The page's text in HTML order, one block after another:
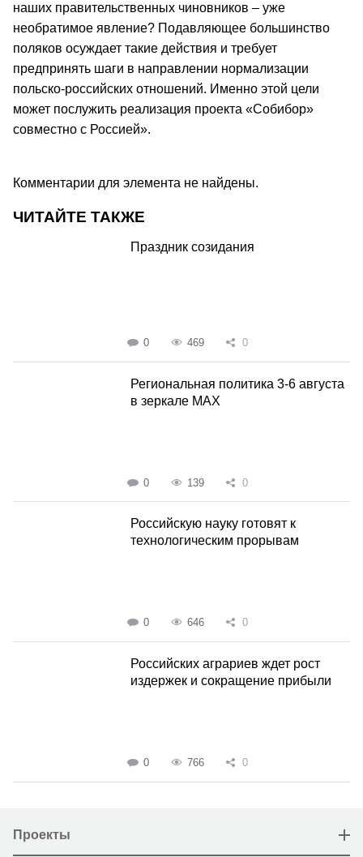
наших правительственных чиновников – уже
необратимое явление? Подавляющее большинство
поляков осуждает такие действия и требует
предпринять шаги в направлении нормализации
польско-российских отношений. Именно этой цели
может послужить реализация проекта «Собибор»
совместно с Россией».
Комментарии для элемента не найдены.
ЧИТАЙТЕ ТАКЖЕ
Праздник созидания
0 469 0
Региональная политика 3-6 августа
в зеркале MAX
0 139 0
Российскую науку готовят к
технологическим прорывам
0 646 0
Российских аграриев ждет рост
издержек и сокращение прибыли
0 766 0
Проекты